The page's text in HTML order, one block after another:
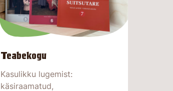
Teabekogu
Kasulikku lugemist:
käsiraamatud,